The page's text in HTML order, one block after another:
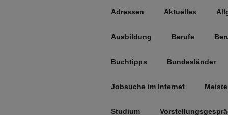
Adressen Aktuelles
Ausbildung Berufe
Buchtipps Bundesländer
Jobsuche im Internet
Studium